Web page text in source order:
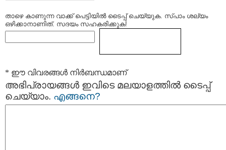
താഴെ കാണുന്ന വാക്ക് പെട്ടിയില്‍ ടൈപ്പ്‌ ചെയ്യുക. സ്പാം ശല്യം
ഒഴിക്കാനാണിത്. സദയം സഹകരിക്കുക!
* ഈ വിവരങ്ങള്‍ നിര്‍ബന്ധമാണ്
അഭിപ്രായങ്ങള്‍ ഇവിടെ മലയാളത്തില്‍ ടൈപ്പ്
ചെയ്യാം. എങ്ങനെ?